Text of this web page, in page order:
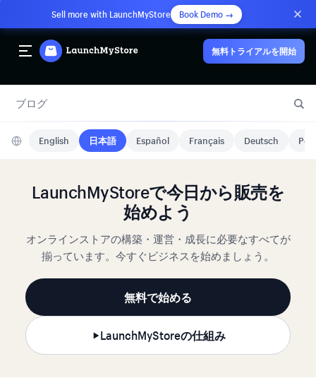
Sell more with LaunchMyStore Book Demo →
無料トライアルを開始
ブログ
English 日本語 Español Français Deutsch
LaunchMyStoreで今日から販売を
始めよう
オンラインストアの構築・運営・成長に必要なすべてが
揃っています。今すぐビジネスを始めましょう。
無料で始める
LaunchMyStoreの仕組み